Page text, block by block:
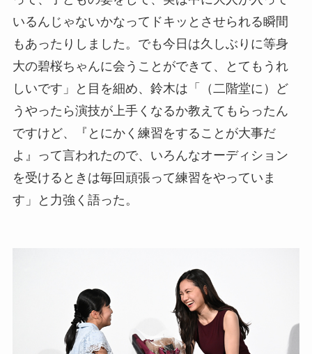
いるんじゃないかなってドキッとさせられる瞬間
もあったりしました。でも今日は久しぶりに等身
大の碧桜ちゃんに会うことができて、とてもうれ
しいです」と目を細め、鈴木は「（二階堂に）ど
うやったら演技が上手くなるか教えてもらったん
ですけど、『とにかく練習をすることが大事だ
よ』って言われたので、いろんなオーディション
を受けるときは毎回頑張って練習をやっていま
す」と力強く語った。